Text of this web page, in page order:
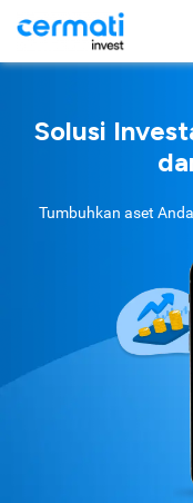
Solusi
Tumbuhkan aset